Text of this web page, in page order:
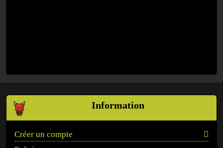
Information
Créer un compte